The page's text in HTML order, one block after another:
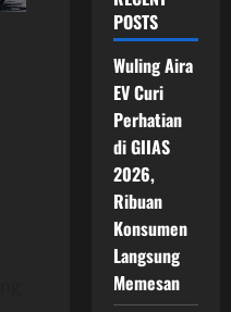
POSTS
Wuling Aira
EV Curi
Perhatian
di GIIAS
2026,
Ribuan
Konsumen
Langsung
Memesan